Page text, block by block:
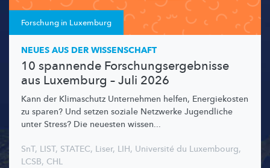
Forschung in Luxemburg
NEUES AUS DER WISSENSCHAFT
10 spannende Forschungsergebnisse
aus Luxemburg – Juli 2026
Kann der Klimaschutz Unternehmen helfen, Energiekosten
zu sparen? Und setzen soziale Netzwerke Jugendliche
unter Stress? Die neuesten wissen...
SnT, LIST, STATEC, Liser, LIH, Université du Luxembourg,
LCSB, CHL